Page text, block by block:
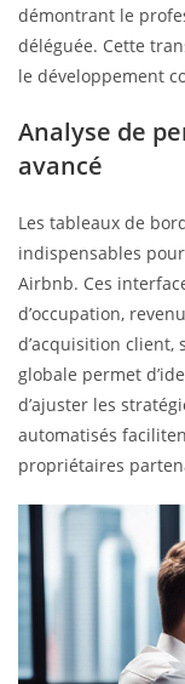
démontrant le
déléguée. Cette
le développement
Analyse de
avancé
Les tableaux de
indispensables
Airbnb. Ces
d’occupation,
d’acquisition client,
globale permet
d’ajuster les
automatisés
propriétaires